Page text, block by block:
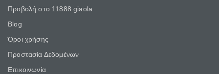
Προβολή στο 11888 giaola
Blog
Όροι χρήσης
Προστασία Δεδομένων
Επικοινωνία